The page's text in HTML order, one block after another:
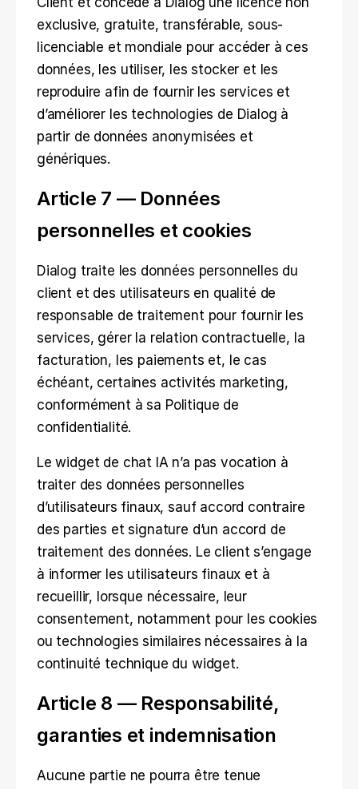
exclusive, gratuite, transférable, sous-
licenciable et mondiale pour accéder à ces
données, les utiliser, les stocker et les
reproduire afin de fournir les services et
d’améliorer les technologies de Dialog à
partir de données anonymisées et
génériques.
Article 7 — Données
personnelles et cookies
Dialog traite les données personnelles du
client et des utilisateurs en qualité de
responsable de traitement pour fournir les
services, gérer la relation contractuelle, la
facturation, les paiements et, le cas
échéant, certaines activités marketing,
conformément à sa Politique de
confidentialité.
Le widget de chat IA n’a pas vocation à
traiter des données personnelles
d’utilisateurs finaux, sauf accord contraire
des parties et signature d’un accord de
traitement des données. Le client s’engage
à informer les utilisateurs finaux et à
recueillir, lorsque nécessaire, leur
consentement, notamment pour les cookies
ou technologies similaires nécessaires à la
continuité technique du widget.
Article 8 — Responsabilité,
garanties et indemnisation
Aucune partie ne pourra être tenue